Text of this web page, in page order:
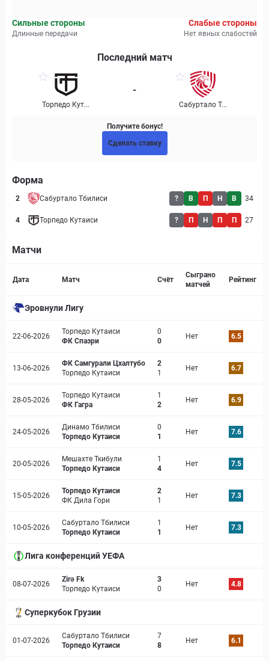
Сильные стороны
Длинные передачи
Слабые стороны
Нет явных слабостей
Последний матч
Торпедо Кут...
-
Сабуртало Т...
Получите бонус!
Сделать ставку
Форма
2 Сабуртало Тбилиси ? В П Н В 34
4 Торпедо Кутаиси ? П Н П П 27
Матчи
Дата Матч Счёт
Сыграно
матчей
Рейтинг
Эровнули Лигу
22-06-2026
Торпедо Кутаиси
ФК Спаэри
0
0
Нет 6.5
13-06-2026
ФК Самгурали Цхалтубо
Торпедо Кутаиси
2
1
Нет 6.7
28-05-2026
Торпедо Кутаиси
ФК Гагра
1
2
Нет 6.9
24-05-2026
Динамо Тбилиси
Торпедо Кутаиси
0
1
Нет 7.6
20-05-2026
Мешахте Ткибули
Торпедо Кутаиси
1
4
Нет 7.5
15-05-2026
Торпедо Кутаиси
ФК Дила Гори
2
1
Нет 7.3
10-05-2026
Сабуртало Тбилиси
Торпедо Кутаиси
1
1
Нет 7.3
Лига конференций УЕФА
08-07-2026
Zirə Fk
Торпедо Кутаиси
3
0
Нет 4.8
Суперкубок Грузии
01-07-2026
Сабуртало Тбилиси
Торпедо Кутаиси
7
8
Нет 6.1